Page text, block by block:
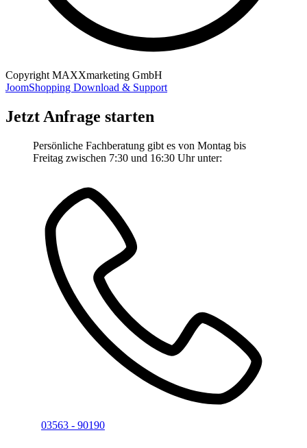
Copyright MAXXmarketing GmbH
JoomShopping Download & Support
Jetzt Anfrage starten
Persönliche Fachberatung gibt es von Montag bis
Freitag zwischen 7:30 und 16:30 Uhr unter:
03563 - 90190